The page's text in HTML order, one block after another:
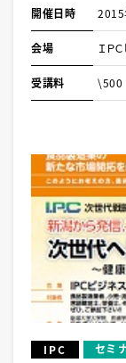
開催日時 2015
会場 ＩＰ
受講料 \500
IPC セミ